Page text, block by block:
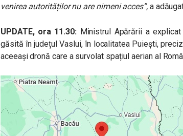
venirea autorităților nu are nimeni acces”, a
UPDATE, ora 11.30: Ministrul Apărării a
găsită în județul Vaslui, în localitatea Puiești,
aceeași dronă care a survolat spațiul aerian al